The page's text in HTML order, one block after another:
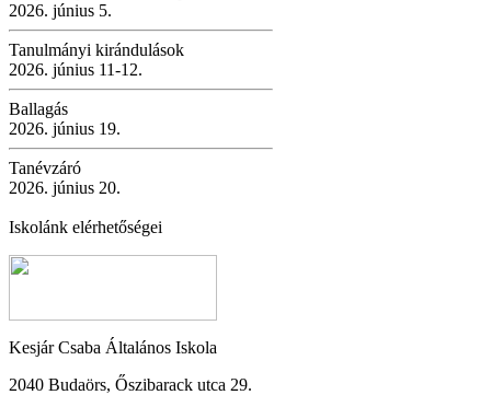
2026. június 5.
Tanulmányi kirándulások
2026. június 11-12.
Ballagás
2026. június 19.
Tanévzáró
2026. június 20.
Iskolánk elérhetőségei
Kesjár Csaba Általános Iskola
2040 Budaörs, Őszibarack utca 29.